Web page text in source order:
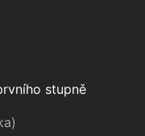
stupně